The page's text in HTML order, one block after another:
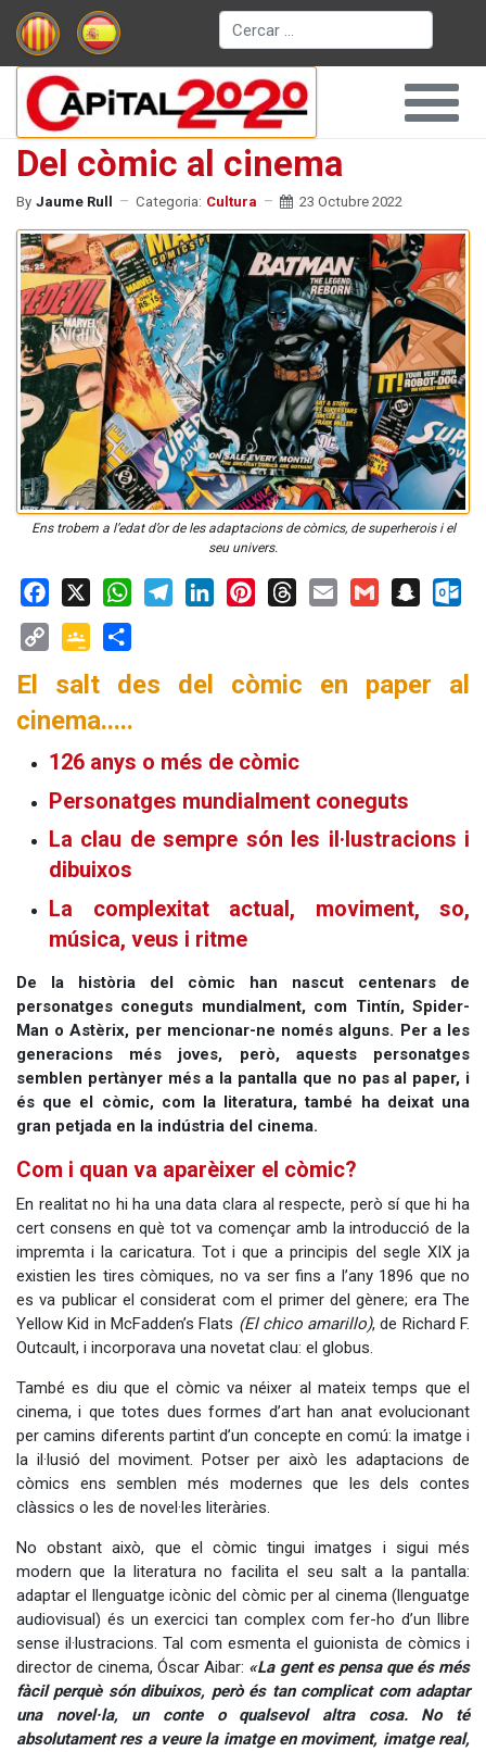
Cerca
Del còmic al cinema
By Jaume Rull Categoria: Cultura 23 Octubre 2022
Ens trobem a l’edat d’or de les adaptacions de còmics, de superherois i el
seu univers.
Facebook
X WhatsApp
Link
Classroom
El salt des del còmic en paper al
cinema.....
126 anys o més de còmic
Personatges mundialment coneguts
La clau de sempre són les il·lustracions i
dibuixos
La complexitat actual, moviment, so,
música, veus i ritme
De la història del còmic han nascut centenars de
personatges coneguts mundialment, com Tintín, Spider-
Man o Astèrix, per mencionar-ne només alguns. Per a les
generacions més joves, però, aquests personatges
semblen pertànyer més a la pantalla que no pas al paper, i
és que el còmic, com la literatura, també ha deixat una
gran petjada en la indústria del cinema.
Com i quan va aparèixer el còmic?
En realitat no hi ha una data clara al respecte, però sí que hi ha
cert consens en què tot va començar amb la introducció de la
impremta i la caricatura. Tot i que a principis del segle XIX ja
existien les tires còmiques, no va ser fins a l’any 1896 que no
es va publicar el considerat com el primer del gènere; era The
Yellow Kid in McFadden’s Flats (El chico amarillo), de Richard F.
Outcault, i incorporava una novetat clau: el globus.
També es diu que el còmic va néixer al mateix temps que el
cinema, i que totes dues formes d’art han anat evolucionant
per camins diferents partint d’un concepte en comú: la imatge i
la il·lusió del moviment. Potser per això les adaptacions de
còmics ens semblen més modernes que les dels contes
clàssics o les de novel·les literàries.
No obstant això, que el còmic tingui imatges i sigui més
modern que la literatura no facilita el seu salt a la pantalla:
adaptar el llenguatge icònic del còmic per al cinema (llenguatge
audiovisual) és un exercici tan complex com fer-ho d’un llibre
sense il·lustracions. Tal com esmenta el guionista de còmics i
director de cinema, Óscar Aibar: «La gent es pensa que és més
fàcil perquè són dibuixos, però és tan complicat com adaptar
una novel·la, un conte o qualsevol altra cosa. No té
absolutament res a veure la imatge en moviment, imatge real,